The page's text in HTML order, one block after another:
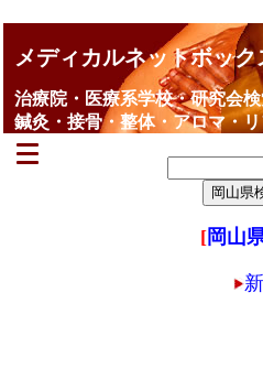
メディカルネットボッ
治療院・医療系学校・研究会
鍼灸・接骨・整体・アロマ・
[岡山